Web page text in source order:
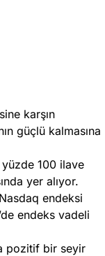
karşın
güçlü kalmasına
yüzde 100 ilave
yer alıyor.
endeksi
endeks vadeli
pozitif bir seyir